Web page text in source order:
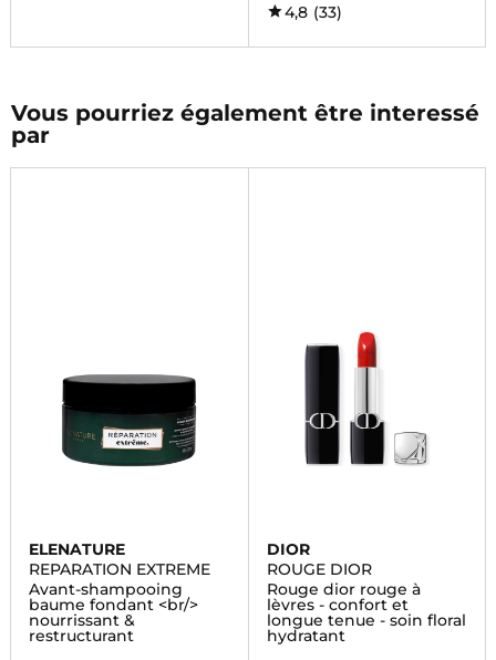
4,8 (33)
Vous pourriez également être interessé
par
ELENATURE
REPARATION EXTREME
Avant-shampooing
baume fondant <br/>
nourrissant &
restructurant
DIOR
ROUGE DIOR
Rouge dior rouge à
lèvres - confort et
longue tenue - soin floral
hydratant